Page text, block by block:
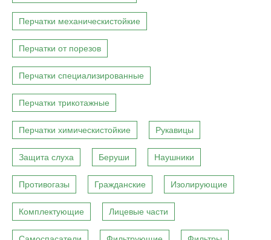
Перчатки механическистойкие
Перчатки от порезов
Перчатки специализированные
Перчатки трикотажные
Перчатки химическистойкие Рукавицы
Защита слуха Беруши Наушники
Противогазы Гражданские Изолирующие
Комплектующие Лицевые части